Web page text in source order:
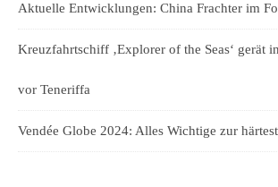
Aktuelle Entwicklungen: China Frachter im
Kreuzfahrtschiff ‚Explorer of the Seas‘ gerät
vor Teneriffa
Vendée Globe 2024: Alles Wichtige zur